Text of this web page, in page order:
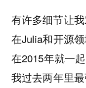
有许多细节让
在Julia和开源
在2015年就一
我过去两年里